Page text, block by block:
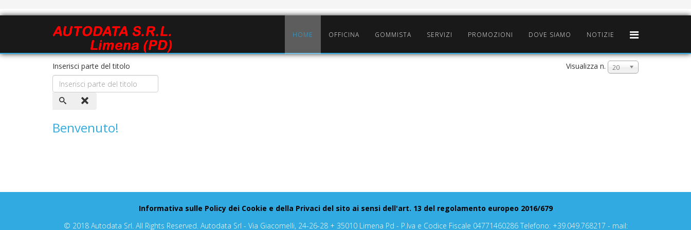
HOME OFFICINA GOMMISTA SERVIZI PROMOZIONI DOVE SIAMO NOTIZIE
Inserisci parte del titolo Visualizza n. 20
Benvenuto!
Informativa sulle Policy dei Cookie e della Privaci del sito ai sensi dell'art. 13 del regolamento europeo 2016/679
© 2018 Autodata Srl. All Rights Reserved. Autodata Srl - Via Giacomelli, 24-26-28 + 35010 Limena Pd - P.Iva e Codice Fiscale 04771460286 Telefono: +39.049.768217 - mail: